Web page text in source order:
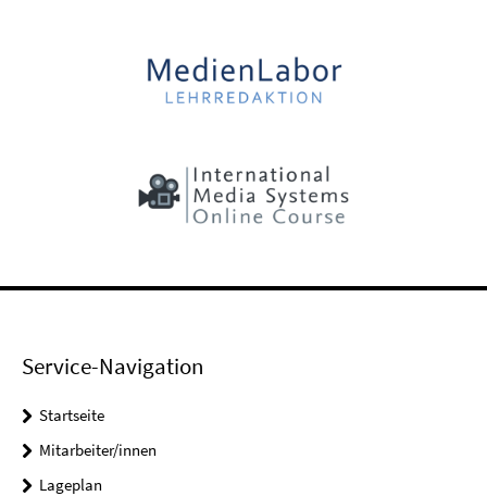
Service-Navigation
Startseite
Mitarbeiter/innen
Lageplan